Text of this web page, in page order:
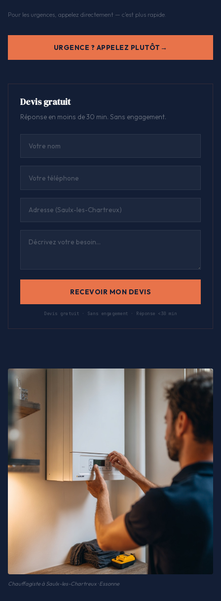
Pour les urgences, appelez directement — c'est plus rapide.
URGENCE ? APPELEZ PLUTÔT
Devis gratuit
Réponse en moins de 30 min. Sans engagement.
RECEVOIR MON DEVIS
Devis gratuit · Sans engagement · Réponse <30 min
Chauffagiste à Saulx-les-Chartreux · Essonne